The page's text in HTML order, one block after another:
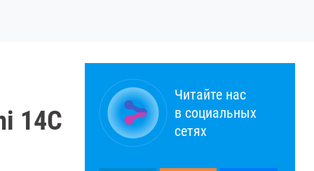
14C
Читайте нас
в социальных
сетях